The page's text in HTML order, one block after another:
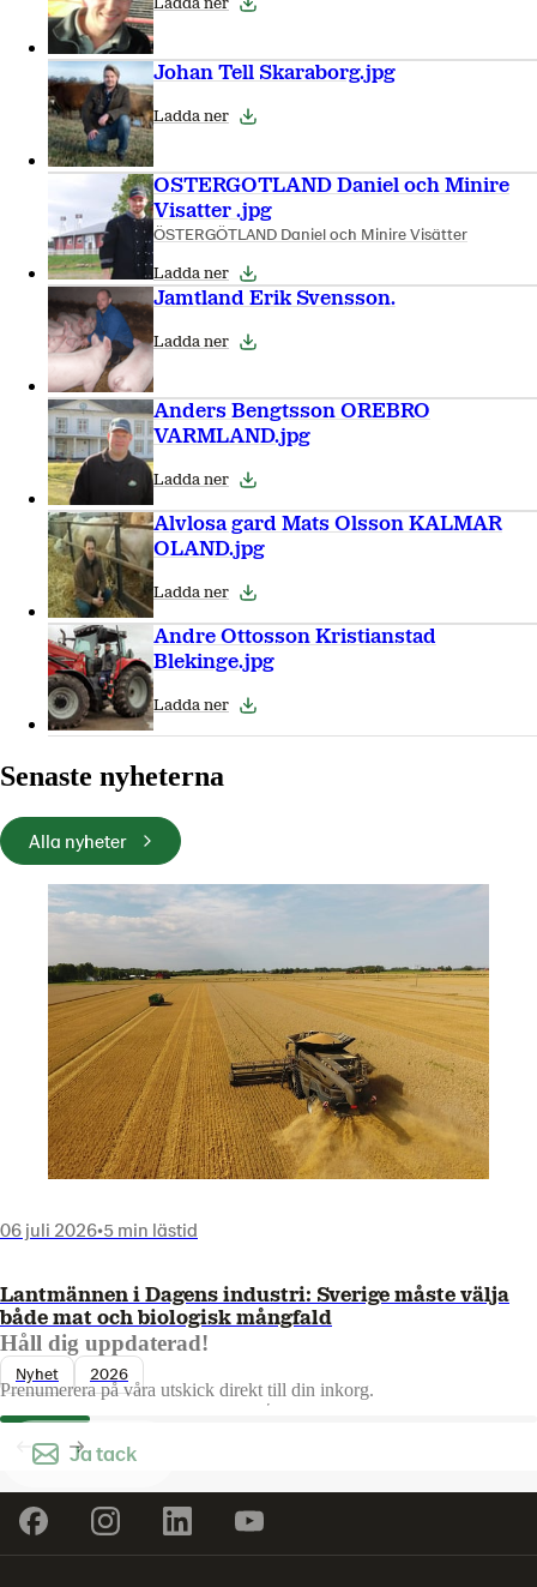
Ladda ner
Johan Tell Skaraborg.jpg
Ladda ner
OSTERGOTLAND Daniel och Minire
Visatter .jpg
ÖSTERGÖTLAND Daniel och Minire Visätter
Ladda ner
Jamtland Erik Svensson.
Ladda ner
Anders Bengtsson OREBRO
VARMLAND.jpg
Ladda ner
Alvlosa gard Mats Olsson KALMAR
OLAND.jpg
Ladda ner
Andre Ottosson Kristianstad
Blekinge.jpg
Ladda ner
Senaste nyheterna
Alla nyheter
06 juli 2026•5 min lästid
Lantmännen i Dagens industri: Sverige måste välja
både mat och biologisk mångfald
Nyhet 2026
Håll dig uppdaterad!
Prenumerera på våra utskick direkt till din inkorg.
Ja tack